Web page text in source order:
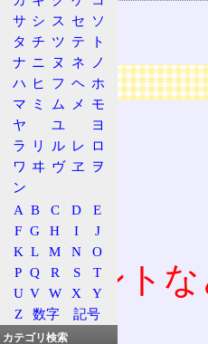
MNO
MVNO
広告
コメント
サ シ ス セ ソ
タ チ ツ テ
ト
ナ ニ ヌ ネ
ノ
ハ ヒ フ ヘ ホ
マ ミ ム メ
モ
ヤ
ユ
ヨ
ラ
リ ル レ ロ
ワ ヰ ヴ ヱ
ヲ
ン
A B C D
E
F G H I
J
K L M N
O
P Q R S
T
U V W X
Y
Z
数字 記号
カテゴリ検索